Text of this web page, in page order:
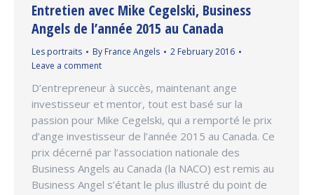
Entretien avec Mike Cegelski, Business
Angels de l’année 2015 au Canada
Les portraits By France Angels
2 February 2016
Leave a comment
D’entrepreneur à succès, maintenant ange
investisseur et mentor, tout est basé sur la
passion pour Mike Cegelski, qui a remporté le prix
d’ange investisseur de l’année 2015 au Canada. Ce
prix décerné par l’association nationale des
Business Angels au Canada (la NACO) est remis au
Business Angel s’étant le plus illustré du point de